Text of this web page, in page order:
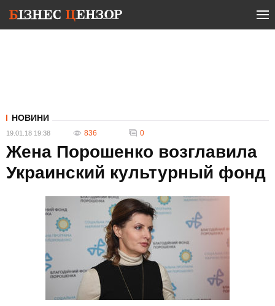
НОВИНИ
19.01.18 19:38 836 0
Жена Порошенко возглавила
Украинский культурный фонд